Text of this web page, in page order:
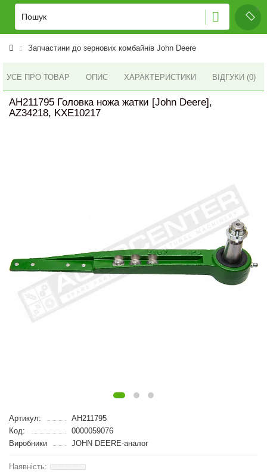
Запчастини до зернових комбайнів John Deere
УСЕ ПРО ТОВАР ОПИС ХАРАКТЕРИСТИКИ ВІДГУКИ (0)
AH211795 Головка ножа жатки [John Deere],
AZ34218, KXE10217
Артикул:
AH211795
Код:
0000059076
Виробники
JOHN DEERE-аналог